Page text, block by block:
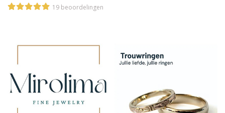
19 beoordelingen